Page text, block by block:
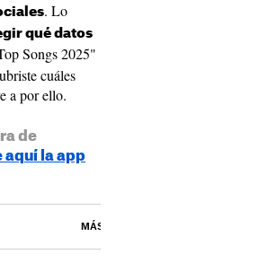
. Lo
qué datos
Songs 2025"
cuáles
a por ello.
de
aquí la app
MÁS